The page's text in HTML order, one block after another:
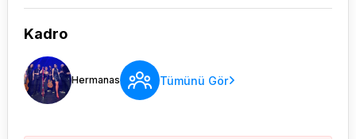
Kadro
Hermanas Tümünü Gör